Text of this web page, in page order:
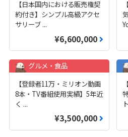
【日本国内における販売権契
約付き】シンプル高級アクセ
サリーブ ...
¥6,600,000
グルメ・食品
【登録者11万・ミリオン動画
8本・TV番組使用実績】5年近
く ...
¥3,500,000